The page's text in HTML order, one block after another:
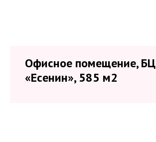
Офисное помещение, БЦ
«Есенин», 585 м2